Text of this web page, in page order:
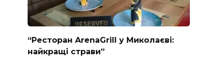
“Ресторан ArenaGrill у Миколаєві:
найкращі страви”